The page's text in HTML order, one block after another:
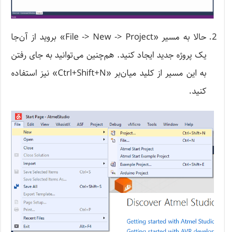
حالا به مسیر «File -> New -> Project» بروید از آن‌جا
یک پروژه جدید ایجاد کنید. هم‌چنین می‌توانید به جای رفتن
به این مسیر از کلید‌ میان‌بر «Ctrl+Shift+N» نیز استفاده
کنید.